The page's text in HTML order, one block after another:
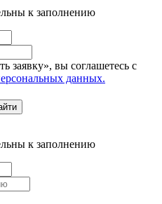
к заполнению
заявку», вы соглашетесь с
данных.
к заполнению